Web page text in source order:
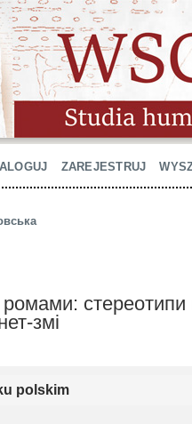
ZAREJESTRUJ
стереотипи
змі
polskim